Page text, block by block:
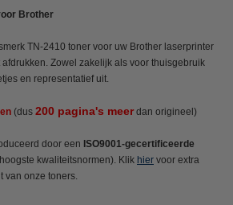
Brother
TN-2410 toner voor uw Brother laserprinter
Zowel zakelijk als voor thuisgebruik
en representatief uit.
(dus 200 pagina's meerdan origineel)
door een ISO9001-gecertificeerde
kwaliteitsnormen). Klik hier voor extra
van onze toners.